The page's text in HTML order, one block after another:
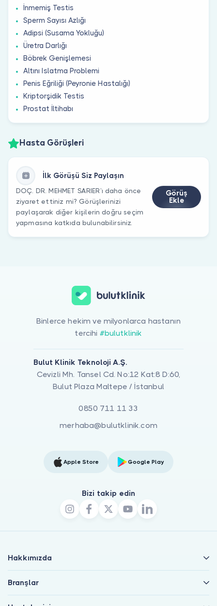
İnmemiş Testis
Sperm Sayısı Azlığı
Adipsi (Susama Yokluğu)
Üretra Darlığı
Böbrek Genişlemesi
Altını Islatma Problemi
Penis Eğriliği (Peyronie Hastalığı)
Kriptorşidik Testis
Prostat İltihabı
Hasta Görüşleri
İlk Görüşü Siz Paylaşın
DOÇ. DR. MEHMET SARIER’ı daha önce
ziyaret ettiniz mi? Görüşlerinizi
paylaşarak diğer kişilerin doğru seçim
yapmasına katkıda bulunabilirsiniz.
Görüş
Ekle
Binlerce hekim ve milyonlarca hastanın
tercihi #bulutklinik
Bulut Klinik Teknoloji A.Ş.
Cevizli Mh. Tansel Cd. No:12 Kat:8 D:60,
Bulut Plaza Maltepe / İstanbul
0850 711 11 33
merhaba@bulutklinik.com
Apple Store Google Play
Bizi takip edin
Hakkımızda
Branşlar